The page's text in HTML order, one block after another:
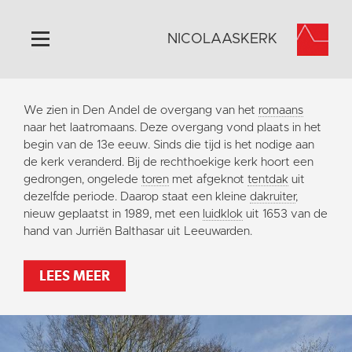
Home
Algemeen
Historie
Omgeving
Activiteiten
Steun ons
Contact
Vaktaal
NICOLAASKERK
We zien in Den Andel de overgang van het romaans
naar het laatromaans. Deze overgang vond plaats in het
begin van de 13e eeuw. Sinds die tijd is het nodige aan
de kerk veranderd. Bij de rechthoekige kerk hoort een
gedrongen, ongelede toren met afgeknot tentdak uit
dezelfde periode. Daarop staat een kleine dakruiter,
nieuw geplaatst in 1989, met een luidklok uit 1653 van de
hand van Jurriën Balthasar uit Leeuwarden.
LEES MEER